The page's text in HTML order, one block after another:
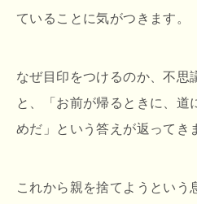
ていることに気がつきます。
なぜ目印をつけるのか、不思
と、「お前が帰るときに、道
めだ」という答えが返ってき
これから親を捨てようという